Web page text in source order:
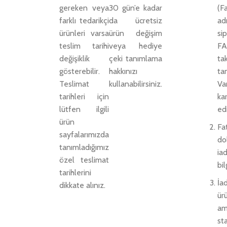
gereken veya
farklı tedarikçi
ürünleri varsa
teslim tarihi
değişiklik
gösterebilir.
Teslimat
tarihleri için
lütfen ilgili
ürün
sayfalarımızda
tanımladığımız
özel teslimat
tarihlerini
dikkate alınız.
30 gün’e kadar
da ücretsiz
ürün değişim
veya hediye
çeki tanımlama
hakkınızı
kullanabilirsiniz.